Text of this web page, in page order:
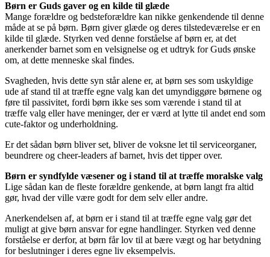
Børn er Guds gaver og en kilde til glæde
Mange forældre og bedsteforældre kan nikke genkendende til denne
måde at se på børn. Børn giver glæde og deres tilstedeværelse er en
kilde til glæde. Styrken ved denne forståelse af børn er, at det
anerkender barnet som en velsignelse og et udtryk for Guds ønske
om, at dette menneske skal findes.
Svagheden, hvis dette syn står alene er, at børn ses som uskyldige
ude af stand til at træffe egne valg kan det umyndiggøre børnene og
føre til passivitet, fordi børn ikke ses som værende i stand til at
træffe valg eller have meninger, der er værd at lytte til andet end som
cute-faktor og underholdning.
Er det sådan børn bliver set, bliver de voksne let til serviceorganer,
beundrere og cheer-leaders af barnet, hvis det tipper over.
Børn er syndfylde væsener og i stand til at træffe moralske valg
Lige sådan kan de fleste forældre genkende, at børn langt fra altid
gør, hvad der ville være godt for dem selv eller andre.
Anerkendelsen af, at børn er i stand til at træffe egne valg gør det
muligt at give børn ansvar for egne handlinger. Styrken ved denne
forståelse er derfor, at børn får lov til at bære vægt og har betydning
for beslutninger i deres egne liv eksempelvis.